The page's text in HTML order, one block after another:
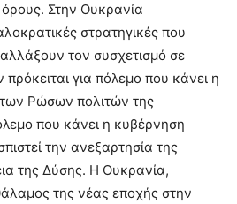
Στην Ουκρανία
στρατηγικές που
τον συσχετισμό σε
για πόλεμο που κάνει η
Ρώσων πολιτών της
που κάνει η κυβέρνηση
την ανεξαρτησία της
της Δύσης. Η Ουκρανία,
της νέας εποχής στην